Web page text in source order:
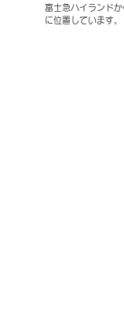
富士急ハイランド
に位置しています